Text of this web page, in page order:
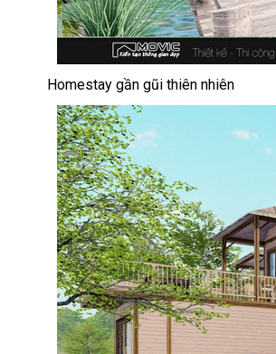
Homestay gần gũi thiên nhiên